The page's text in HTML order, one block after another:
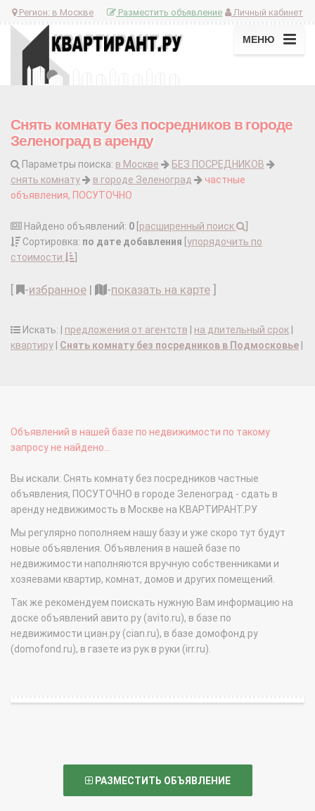
Регион: в Москве Личный кабинет
Разместить объявление
МЕНЮ
Снять комнату без посредников в городе
Зеленоград в аренду
Параметры поиска: в Москве
БЕЗ ПОСРЕДНИКОВ
снять комнату
в городе Зеленоград
частные
объявления, ПОСУТОЧНО
Найдено объявлений: 0 расширенный поиск
Сортировка: по дате добавления упорядочить по
стоимости
-избранное | -показать на карте
Искать: | предложения от агентств на длительный срок
квартиру
Снять комнату без посредников в Подмосковье
Объявлений в нашей базе по недвижимости по такому
запросу не найдено...
Вы искали: Снять комнату без посредников частные
объявления, ПОСУТОЧНО в городе Зеленоград - сдать в
аренду недвижимость в Москве на КВАРТИРАНТ.РУ
Мы регулярно пополняем нашу базу и уже скоро тут будут
новые объявления. Объявления в нашей базе по
недвижимости наполняются вручную собственниками и
хозяевами квартир, комнат, домов и других помещений.
Так же рекомендуем поискать нужную Вам информацию на
доске объявлений авито.ру (avito.ru), в базе по
недвижимости циан.ру (cian.ru), в базе домофонд.ру
(domofond.ru), в газете из рук в руки (irr.ru).
РАЗМЕСТИТЬ ОБЪЯВЛЕНИЕ